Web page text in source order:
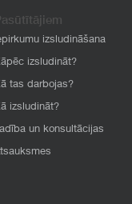
izsludināšana
izsludināt?
tas darbojas?
izsludināt?
un konsultācijas